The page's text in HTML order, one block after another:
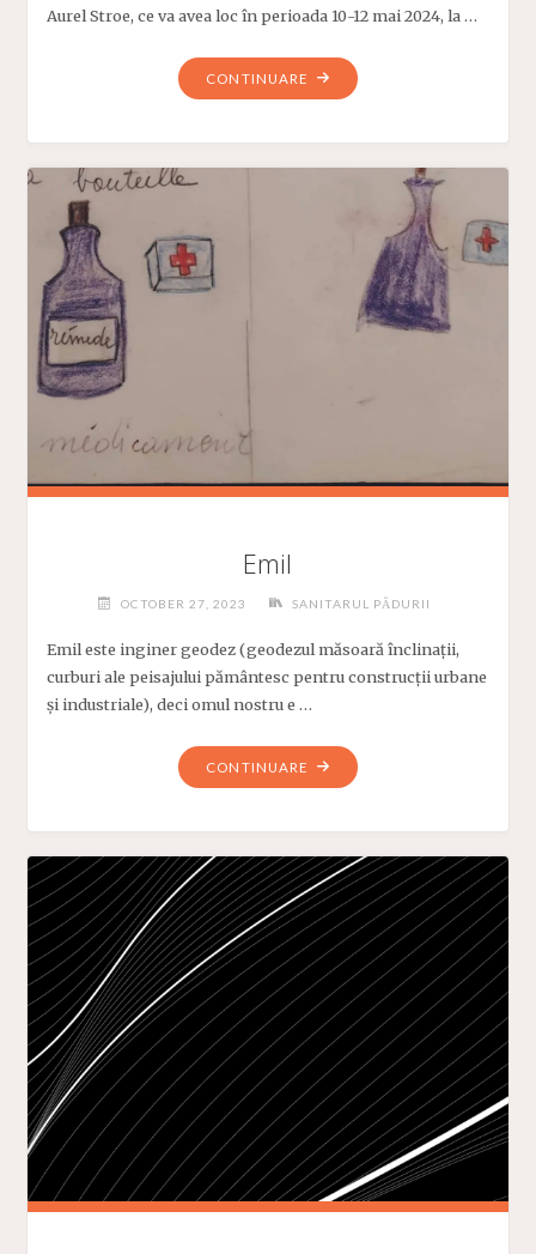
Aurel Stroe, ce va avea loc în perioada 10-12 mai 2024, la …
CONTINUARE
"AUREL
TRADIȚIILE
MUZICALE"
Emil
OCTOBER 27, 2023 SANITARUL PĂDURII
Emil este inginer geodez (geodezul măsoară înclinații,
curburi ale peisajului pământesc pentru construcții urbane
și industriale), deci omul nostru e …
CONTINUARE "EMIL"